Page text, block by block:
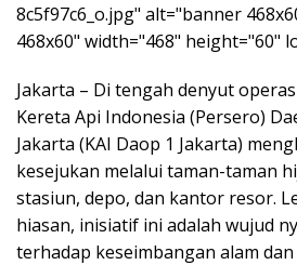
8c5f97c6_o.jpg" alt="banner
468x60" width="468" height="60"
Jakarta – Di tengah denyut
Kereta Api Indonesia (Persero)
Jakarta (KAI Daop 1 Jakarta)
kesejukan melalui taman-taman
stasiun, depo, dan kantor resor.
hiasan, inisiatif ini adalah wujud
terhadap keseimbangan alam